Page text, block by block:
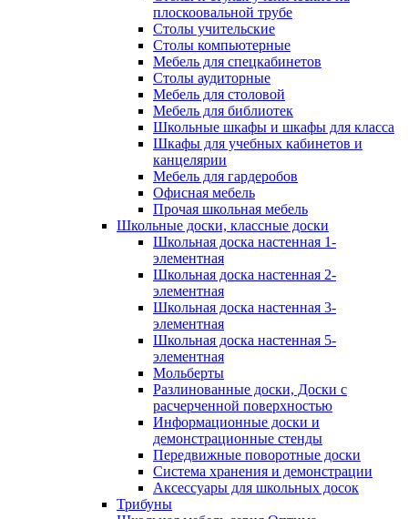
плоскоовальной трубе
Столы учительские
Столы компьютерные
Мебель для спецкабинетов
Столы аудиторные
Мебель для столовой
Мебель для библиотек
Школьные шкафы и шкафы для класса
Шкафы для учебных кабинетов и
канцелярии
Мебель для гардеробов
Офисная мебель
Прочая школьная мебель
Школьные доски, классные доски
Школьная доска настенная 1-
элементная
Школьная доска настенная 2-
элементная
Школьная доска настенная 3-
элементная
Школьная доска настенная 5-
элементная
Мольберты
Разлинованные доски, Доски с
расчерченной поверхностью
Информационные доски и
демонстрационные стенды
Передвижные поворотные доски
Система хранения и демонстрации
Аксессуары для школьных досок
Трибуны